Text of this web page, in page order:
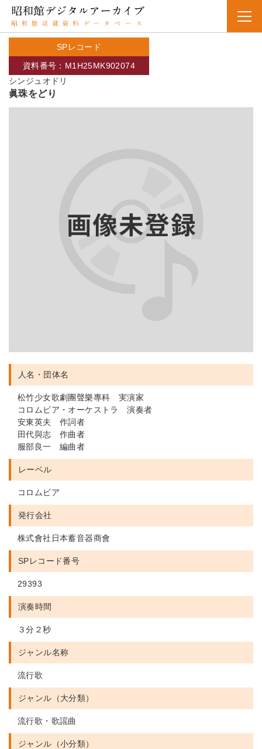
SPレコード
シンジュオドリ
資料番号：M1H25MK902074
眞珠をどり
人名・団体名
松竹少女歌劇團聲樂專科 実演家
コロムビア・オーケストラ 演奏者
安東英夫 作詞者
田代與志 作曲者
服部良一 編曲者
レーベル
コロムビア
発行会社
株式會社日本蓄音器商會
SPレコード番号
29393
演奏時間
３分２秒
ジャンル名称
流行歌
ジャンル（大分類）
流行歌・歌謡曲
ジャンル（小分類）